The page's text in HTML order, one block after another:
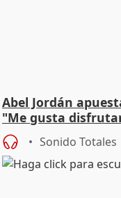
Abel Jordán
"Me gusta
Sonido Totales